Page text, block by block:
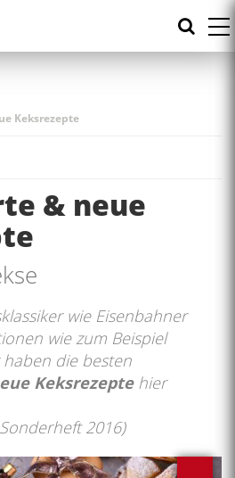
Keksrezepte
& neue
wie Eisenbahner
wie zum Beispiel
die besten
Keksrezeptehier
2016)